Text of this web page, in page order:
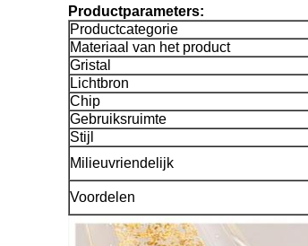
Productparameters:
Productcategorie
Materiaal van het product
Gristal
Lichtbron
Chip
Gebruiksruimte
Stijl
Milieuvriendelijk
Voordelen